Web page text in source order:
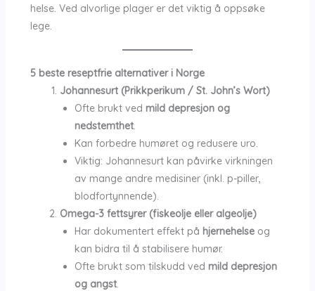
helse. Ved alvorlige plager er det viktig å oppsøke
lege.
5 beste reseptfrie alternativer i Norge
Johannesurt (Prikkperikum / St. John’s Wort)
Ofte brukt ved mild depresjon og
nedstemthet.
Kan forbedre humøret og redusere uro.
Viktig: Johannesurt kan påvirke virkningen
av mange andre medisiner (inkl. p-piller,
blodfortynnende).
Omega-3 fettsyrer (fiskeolje eller algeolje)
Har dokumentert effekt på hjernehelseog
kan bidra til å stabilisere humør.
Ofte brukt som tilskudd ved mild depresjon
og angst.